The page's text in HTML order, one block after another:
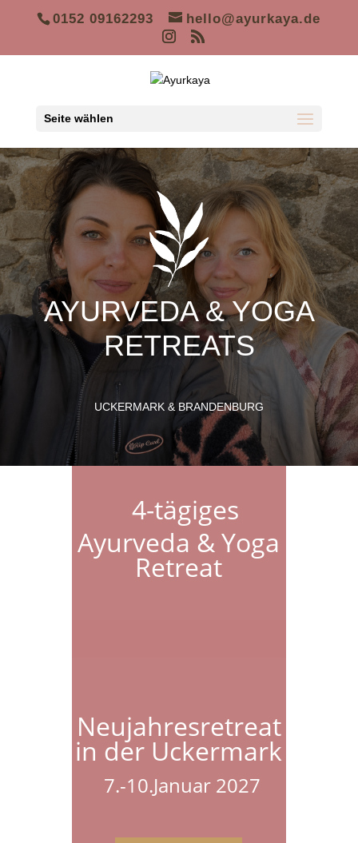
0152 09162293 hello@ayurkaya.de
Seite wählen
AYURVEDA & YOGA
RETREATS
UCKERMARK & BRANDENBURG
4-tägiges
Ayurveda & Yoga
Retreat
Neujahresretreat
in der Uckermark
7.-10.Januar 2027